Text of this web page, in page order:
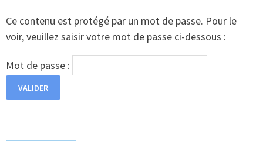
Ce contenu est protégé par un mot de passe. Pour le
voir, veuillez saisir votre mot de passe ci-dessous :
Mot de passe :